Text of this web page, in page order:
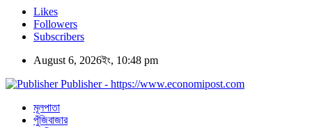
Likes
Followers
Subscribers
August 6, 2026ইং, 10:48 pm
Publisher - https://www.economipost.com
মূলপাতা
পুঁজিবাজার